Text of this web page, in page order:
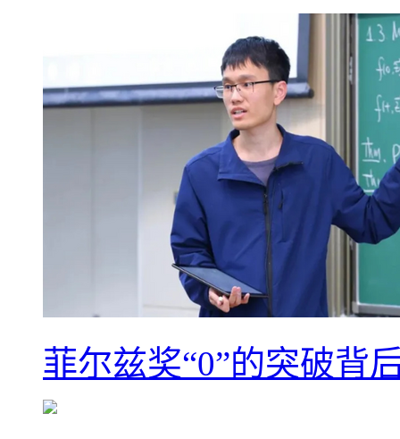
菲尔兹奖“0”的突破背